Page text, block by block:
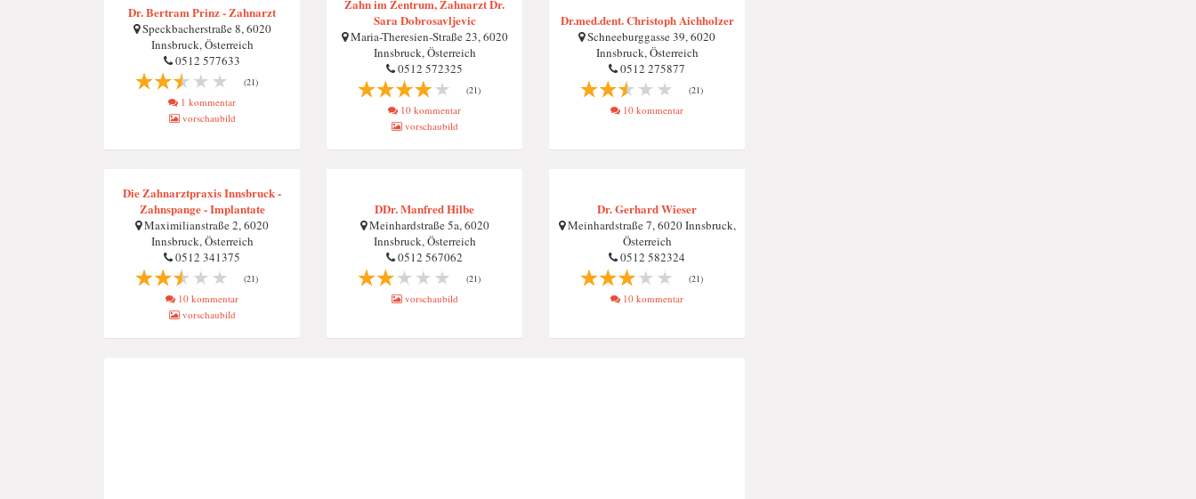
Dr. Bertram Prinz - Zahnarzt
Speckbacherstraße 8, 6020
Innsbruck, Österreich
0512 577633
(21)
1 kommentar
vorschaubild
Zahn im Zentrum, Zahnarzt Dr.
Sara Dobrosavljevic
Maria-Theresien-Straße 23, 6020
Innsbruck, Österreich
0512 572325
(21)
10 kommentar
vorschaubild
Dr.med.dent. Christoph Aichholzer
Schneeburggasse 39, 6020
Innsbruck, Österreich
0512 275877
(21)
10 kommentar
Die Zahnarztpraxis Innsbruck -
Zahnspange - Implantate
Maximilianstraße 2, 6020
Innsbruck, Österreich
0512 341375
(21)
10 kommentar
vorschaubild
DDr. Manfred Hilbe
Meinhardstraße 5a, 6020
Innsbruck, Österreich
0512 567062
(21)
vorschaubild
Dr. Gerhard Wieser
Meinhardstraße 7, 6020 Innsbruck,
Österreich
0512 582324
(21)
10 kommentar